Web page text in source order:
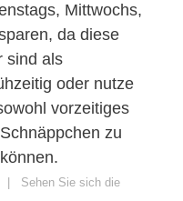
Mittwochs,
da diese
sind als
oder nutze
vorzeitiges
zu
Sehen Sie sich die